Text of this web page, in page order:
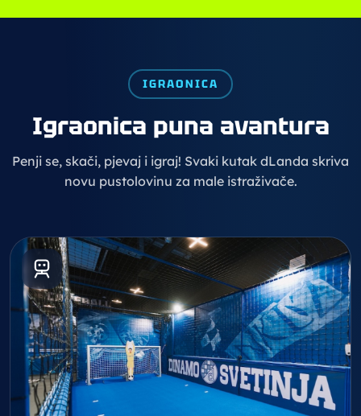
IGRAONICA
Igraonica puna avantura
Penji se, skači, pjevaj i igraj! Svaki kutak dLanda skriva
novu pustolovinu za male istraživače.